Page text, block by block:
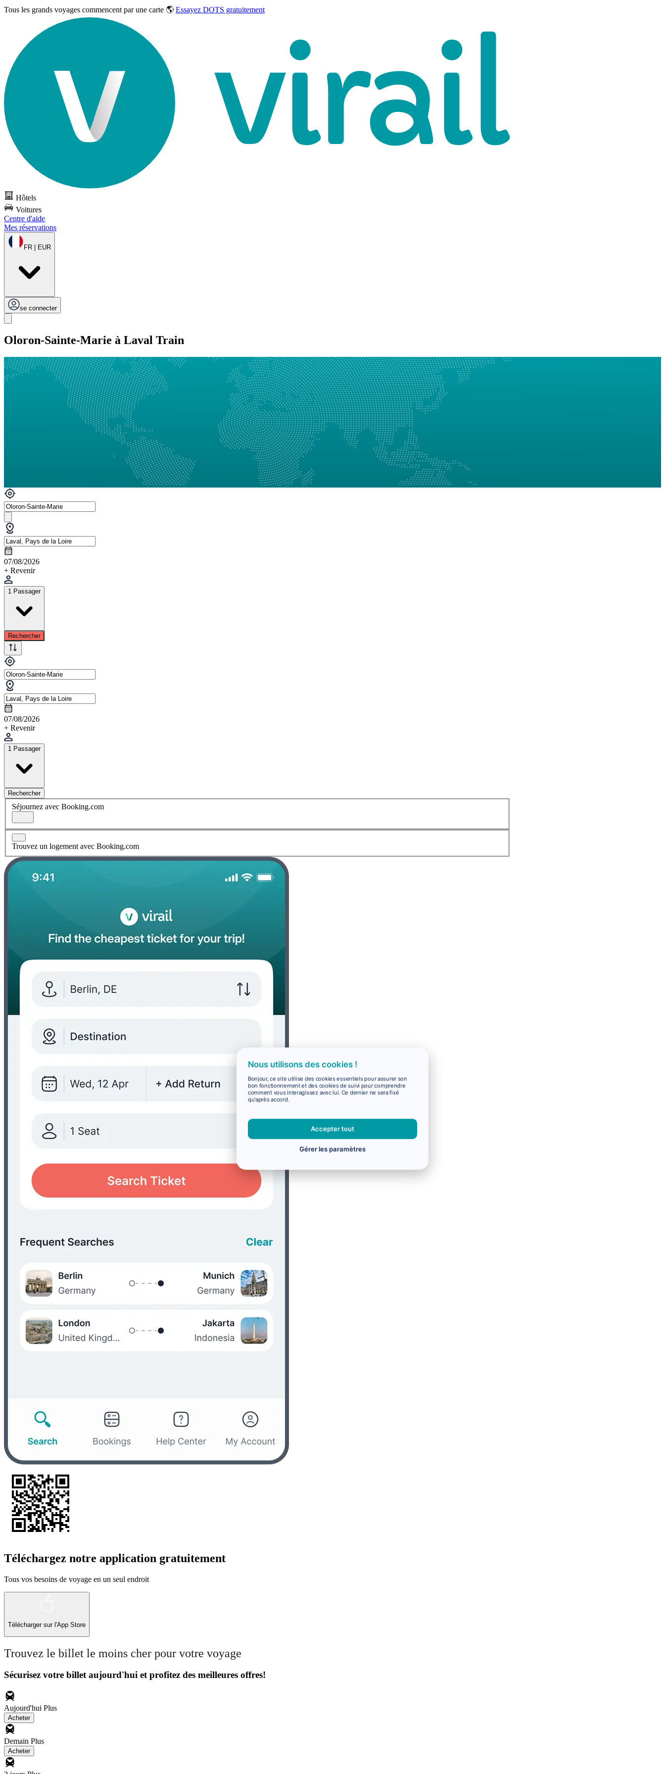
Tous les grands voyages commencent par une carte 🌎 Essayez DOTS gratuitement
Hôtels
Voitures
Centre d'aide
Mes réservations
FR | EUR
se connecter
Oloron-Sainte-Marie à Laval Train
07/08/2026
+ Revenir
1 Passager
Rechercher
07/08/2026
+ Revenir
1 Passager
Rechercher
Séjournez avec Booking.com
Trouvez un logement avec Booking.com
Téléchargez notre application gratuitement
Tous vos besoins de voyage en un seul endroit
Télécharger sur l'App Store
Trouvez le billet le moins cher pour votre voyage
Sécurisez votre billet aujourd'hui et profitez des meilleures offres!
Aujourd'hui Plus
Acheter
Demain Plus
Acheter
Nous utilisons des cookies !
Bonjour, ce site utilise des cookies essentiels pour assurer son
bon fonctionnement et des cookies de suivi pour comprendre
comment vous interagissez avec lui. Ce dernier ne sera fixé
qu'après accord.
Accepter tout
Gérer les paramètres